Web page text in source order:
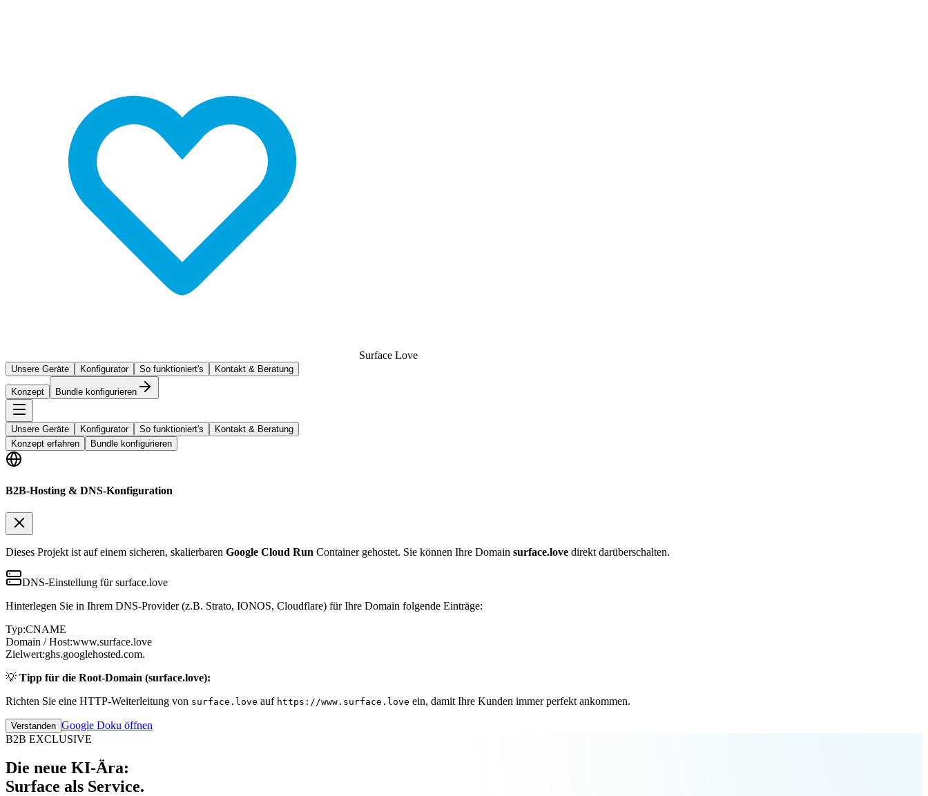
Surface Love
Unsere Geräte Konfigurator So funktioniert's Kontakt & Beratung
Konzept Bundle konfigurieren
Unsere Geräte Konfigurator So funktioniert's
Kontakt & Beratung
Konzept erfahren
Bundle konfigurieren
B2B-Hosting & DNS-Konfiguration
Dieses Projekt ist auf einem sicheren, skalierbaren Google Cloud Run Container gehostet. Sie können Ihre Domain surface.love direkt darüberschalten.
DNS-Einstellung für surface.love
Hinterlegen Sie in Ihrem DNS-Provider (z.B. Strato, IONOS, Cloudflare) für Ihre Domain folgende Einträge:
Typ:CNAME
Domain / Host:www.surface.love
Zielwert:ghs.googlehosted.com.
💡 Tipp für die Root-Domain (surface.love):
Richten Sie eine HTTP-Weiterleitung von surface.love auf https://www.surface.love ein, damit Ihre Kunden immer perfekt ankommen.
Verstanden Google Doku öffnen
B2B EXCLUSIVE
Die neue KI-Ära:
Surface als Service.